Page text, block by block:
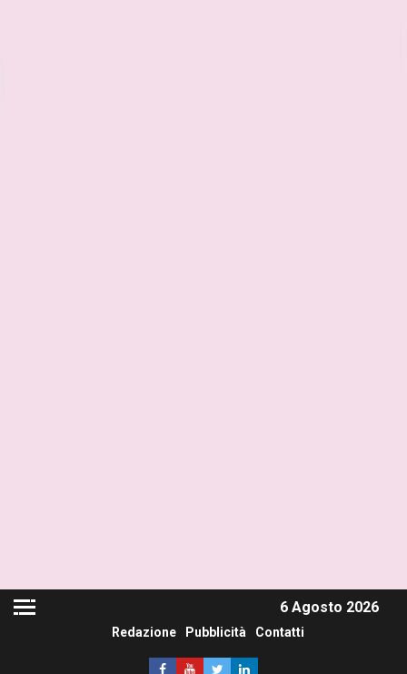
6 Agosto 2026
Redazione Pubblicità Contatti